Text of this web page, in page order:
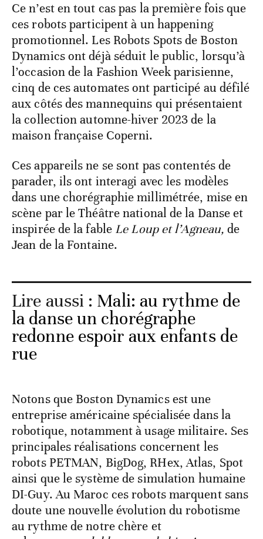
Ce n’est en tout cas pas la première fois que
ces robots participent à un happening
promotionnel. Les Robots Spots de Boston
Dynamics ont déjà séduit le public, lorsqu’à
l’occasion de la Fashion Week parisienne,
cinq de ces automates ont participé au défilé
aux côtés des mannequins qui présentaient
la collection automne-hiver 2023 de la
maison française Coperni.
Ces appareils ne se sont pas contentés de
parader, ils ont interagi avec les modèles
dans une chorégraphie millimétrée, mise en
scène par le Théâtre national de la Danse et
inspirée de la fable Le Loup et l’Agneau, de
Jean de la Fontaine.
Lire aussi : Mali: au rythme de
la danse un chorégraphe
redonne espoir aux enfants de
rue
Notons que Boston Dynamics est une
entreprise américaine spécialisée dans la
robotique, notamment à usage militaire. Ses
principales réalisations concernent les
robots PETMAN, BigDog, RHex, Atlas, Spot
ainsi que le système de simulation humaine
DI-Guy. Au Maroc ces robots marquent sans
doute une nouvelle évolution du robotisme
au rythme de notre chère et